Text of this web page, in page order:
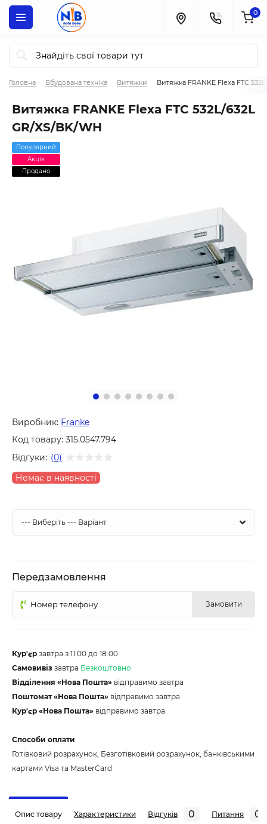
0
Головна Вбудована техніка Витяжки Витяжка FRANKE Flexa FTC
Витяжка FRANKE Flexa FTC 532L/632L
GR/XS/BK/WH
Популярний
Акція
Продано
Виробник: Franke
Код товару: 315.0547.794
Відгуки: (0)
Немає в наявності
Передзамовлення
Замовити
Кур'єр завтра з 11:00 до 18:00
Самовивіз завтра Безкоштовно
Відділення «Нова Пошта» відправимо завтра
Поштомат «Нова Пошта» відправимо завтра
Кур'єр «Нова Пошта» відправимо завтра
Способи оплати
Готівковий розрахунок, Безготівковий розрахунок, банківськими
картами Visa та MasterCard
Опис товару Характеристики Відгуків 0 Питання 0